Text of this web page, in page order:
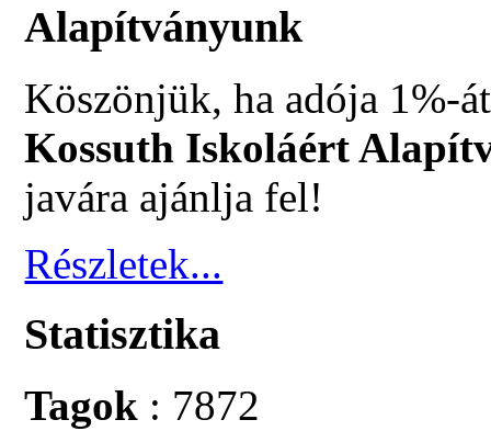
Alapítványunk
Köszönjük, ha adója 1%-
Kossuth Iskoláért
javára ajánlja fel!
Részletek...
Statisztika
Tagok : 7872